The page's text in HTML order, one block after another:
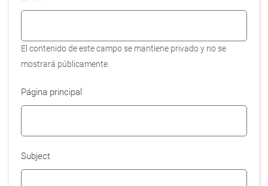
El contenido de este campo se mantiene privado y no se
mostrará públicamente.
Página principal
Subject